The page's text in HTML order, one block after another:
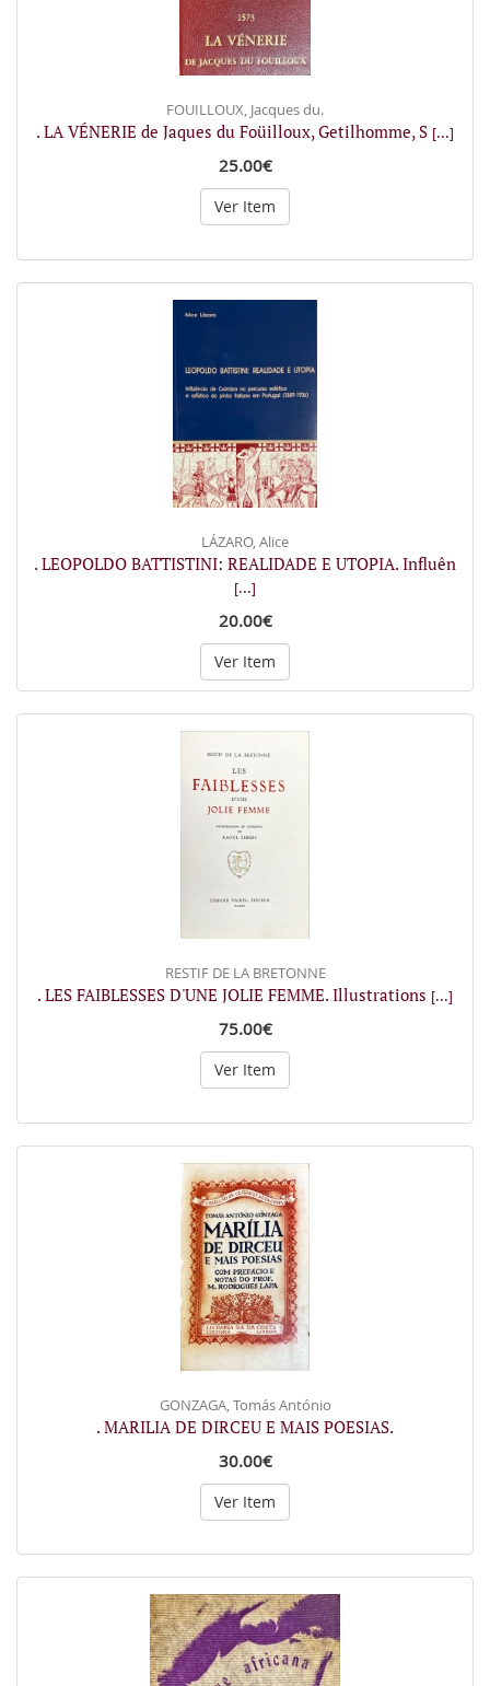
FOUILLOUX, Jacques du.
. LA VÉNERIE de Jaques du Foüilloux, Getilhomme, S [...]
25.00€
Ver Item
LÁZARO, Alice
. LEOPOLDO BATTISTINI: REALIDADE E UTOPIA. Influên
[...]
20.00€
Ver Item
RESTIF DE LA BRETONNE
. LES FAIBLESSES D'UNE JOLIE FEMME. Illustrations [...]
75.00€
Ver Item
GONZAGA, Tomás António
. MARILIA DE DIRCEU E MAIS POESIAS.
30.00€
Ver Item